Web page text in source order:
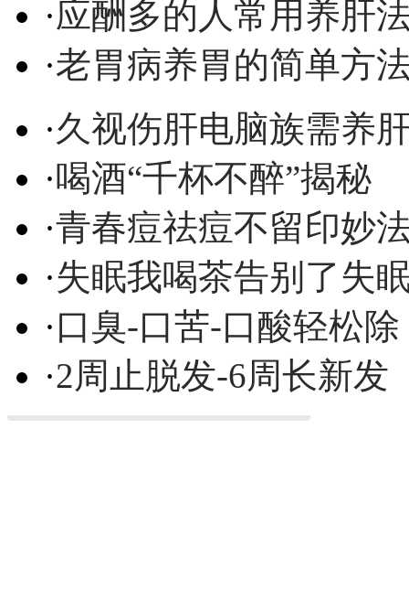
·应酬多的人常用养肝
·老胃病养胃的简单方
·久视伤肝电脑族需养
·喝酒“千杯不醉”揭秘
·青春痘祛痘不留印妙
·失眠我喝茶告别了失
·口臭-口苦-口酸轻松除
·2周止脱发-6周长新发